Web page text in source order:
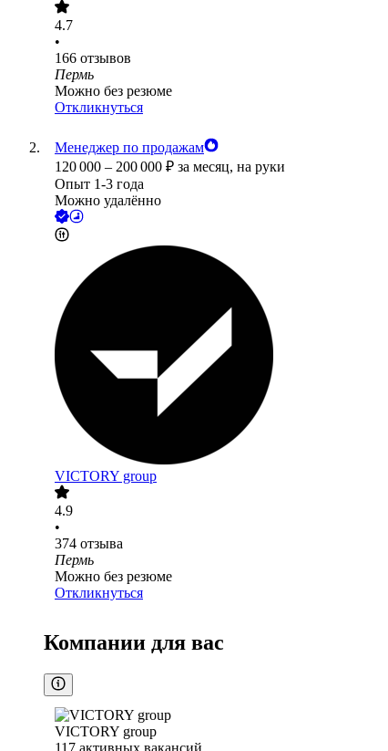
4.7
•
166 отзывов
Пермь
Можно без резюме
Откликнуться
Менеджер по продажам
120 000 – 200 000 ₽ за месяц, на руки
Опыт 1-3 года
Можно удалённо
VICTORY group
4.9
•
374 отзыва
Пермь
Можно без резюме
Откликнуться
Компании для вас
VICTORY group